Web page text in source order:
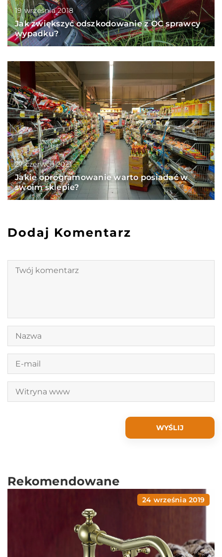
19 września 2018
Jak zwiększyć odszkodowanie z OC sprawcy
wypadku?
27 czerwca 2021
Jakie oprogramowanie warto posiadać w
swoim sklepie?
Dodaj Komentarz
Rekomendowane
24 września 2019